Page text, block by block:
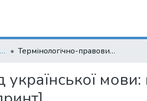
Кафедра міжнародного та європейського права Термінологічно-правовий фонд української мови: проблеми методології дослідження: [препринт]